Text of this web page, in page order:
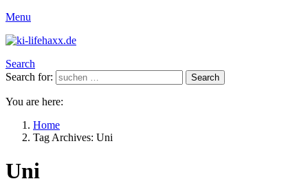
Menu
Search
Search for:
Search
You are here:
Home
Tag Archives: Uni
Uni